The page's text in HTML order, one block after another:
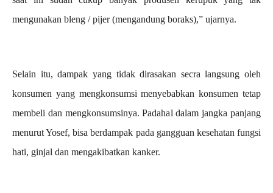
mengunakan bleng / pijer (mengandung boraks),” ujarnya.
Selain itu, dampak yang tidak dirasakan secra langsung oleh
konsumen yang mengkonsumsi menyebabkan konsumen tetap
membeli dan mengkonsumsinya. Padahal dalam jangka panjang
menurut Yosef, bisa berdampak pada gangguan kesehatan fungsi
hati, ginjal dan mengakibatkan kanker.